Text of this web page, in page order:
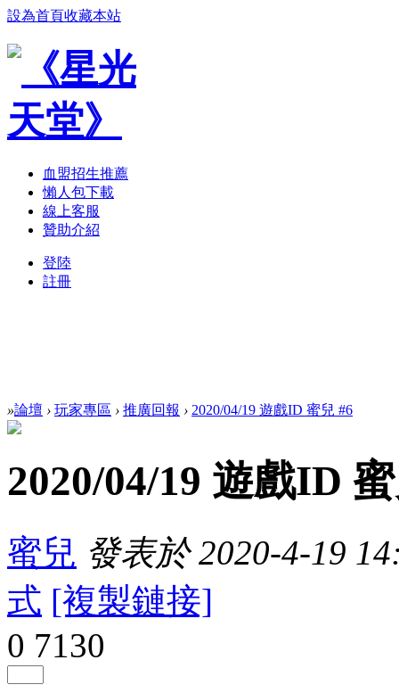
設為首頁收藏本站
血盟招生推薦
懶人包下載
線上客服
贊助介紹
登陸
註冊
»論壇 › 玩家專區 › 推廣回報 › 2020/04/19 遊戲ID 蜜兒 #6
2020/04/19 遊戲ID
蜜兒 發表於 2020-4-19
式 [複製鏈接]
0 7130